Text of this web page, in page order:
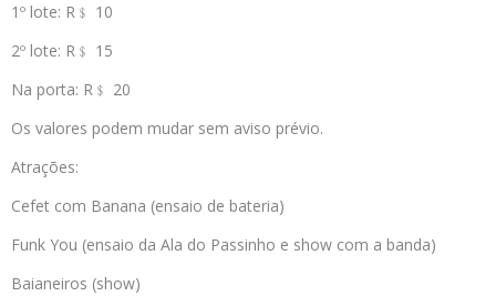
1º lote: R﹩ 10
2º lote: R﹩ 15
Na porta: R﹩ 20
Os valores podem mudar sem aviso prévio.
Atrações:
Cefet com Banana (ensaio de bateria)
Funk You (ensaio da Ala do Passinho e show com a banda)
Baianeiros (show)